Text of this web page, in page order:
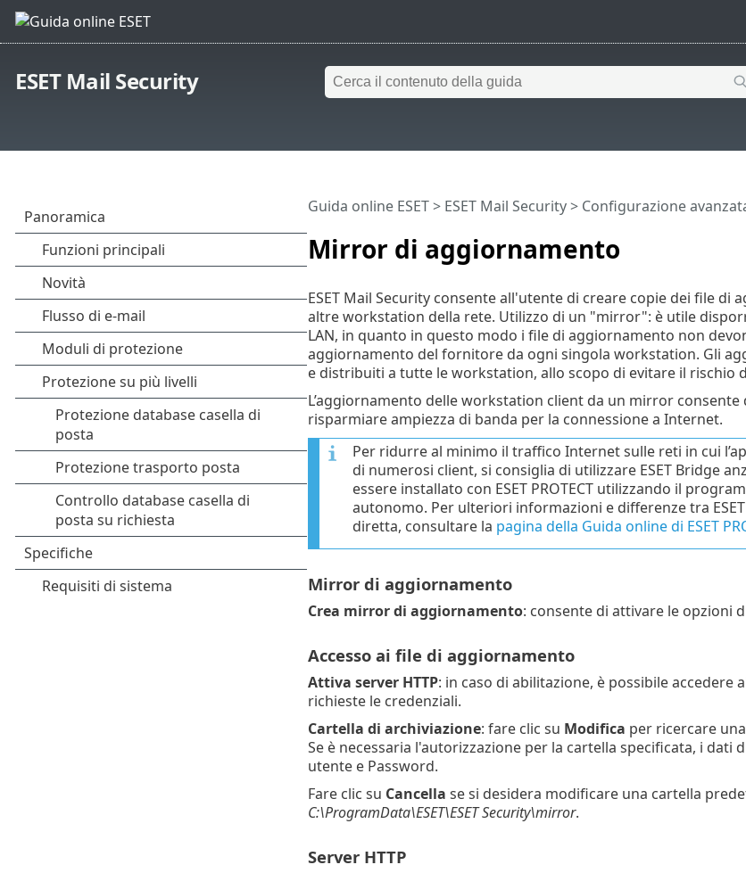
ESET Mail Security
Mirror di aggiornamento
Guida online ESET> ESET Mail Security> Configurazione
ESET Mail Security consente all'utente di creare copie dei file
altre workstation della rete. Utilizzo di un "mirror": è utile
LAN, in quanto in questo modo i file di aggiornamento non
aggiornamento del fornitore da ogni singola workstation. Gli
e distribuiti a tutte le workstation, allo scopo di evitare il rischio
L’aggiornamento delle workstation client da un mirror
risparmiare ampiezza di banda per la connessione a Internet.
Per ridurre al minimo il traffico Internet sulle reti in cui
di numerosi client, si consiglia di utilizzare ESET Bridge
essere installato con ESET PROTECT utilizzando il
autonomo. Per ulteriori informazioni e differenze tra
diretta, consultare la pagina della Guida online di ESET
Mirror di aggiornamento
Crea mirror di aggiornamento: consente di attivare le opzioni
Accesso ai file di aggiornamento
Attiva server HTTP: in caso di abilitazione, è possibile accedere
richieste le credenziali.
Cartella di archiviazione: fare clic su Modifica per ricercare
Se è necessaria l'autorizzazione per la cartella specificata, i
utente e Password.
Fare clic su Cancella se si desidera modificare una cartella
C:\ProgramData\ESET\ESET Security\mirror.
Server HTTP